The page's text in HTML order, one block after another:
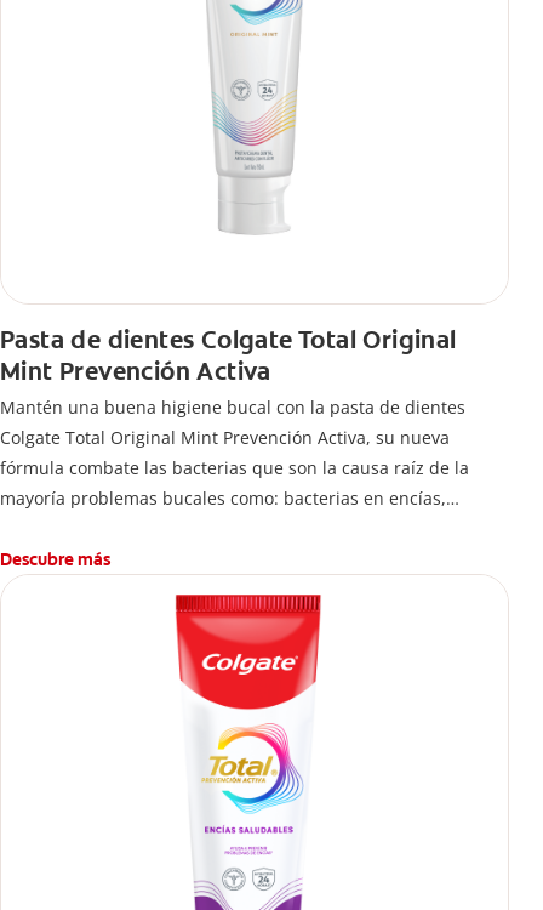
Pasta de dientes Colgate Total Original
Mint Prevención Activa
Mantén una buena higiene bucal con la pasta de dientes
Colgate Total Original Mint Prevención Activa, su nueva
fórmula combate las bacterias que son la causa raíz de la
mayoría problemas bucales como: bacterias en encías,
caries.
Descubre más